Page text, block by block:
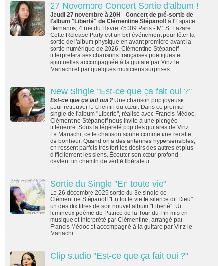
27 Novembre Concert Sortie d'album !
Jeudi 27 novembre à 20H -Concert de pré-sortie de
l'album "Liberté" de Clémentine Stépanoff à l'Espace
Bernanos, 4 rue du Havre 75009 Paris - M° St Lazare.
Cette Release Party est un bel événement pour fêter la
sortie de l'album physique en avant première avant la
sortie numérique de 2026. Clémentine Stépanoff
interprètera ses chansons françaises poétiques et
spirituelles accompagnée à la guitare par Vinz le
Mariachi et par quelques musiciens surprises...
New Single "Est-ce que ça fait oui ?"
Est-ce que ça fait oui ? Une chanson pop joyeuse
pour retrouver le chemin du cœur. Dans ce premier
single de l'album "Liberté" , réalisé avec Francis Médoc,
Clémentine Stépanoff nous invite à une plongée
intérieure. Sous la légèreté pop des guitares de Vinz
Le Mariachi, cette chanson sonne comme une recette
de bonheur. Quand on a des antennes hypersensibles,
on ressent parfois très fort les désirs des autres et plus
difficilement les siens. Écouter son cœur profond
devient un chemin de vérité libérateur.
Sortie du Single "En toute vie"
Le 26 décembre 2025 sortie du 3e single de
Clémentine Stépanoff "En toute vie le silence dit Dieu"
un des dix titres de son nouvel album "Liberté". Un
lumineux poème de Patrice de la Tour du Pin mis en
musique et interprété par Clémentine, arrangé par
Francis Médoc et accompagné à la guitare par Vinz le
Mariachi.
Clip studio "Est-ce que ça fait oui ?"